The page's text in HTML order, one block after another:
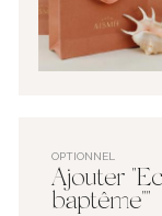
OPTIONNEL
Ajouter
baptême""